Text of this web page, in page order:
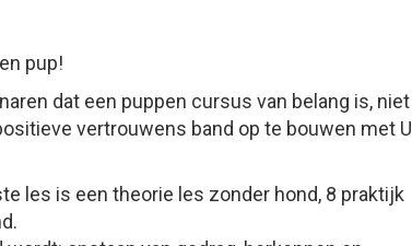
pup!
dat een puppen cursus van belang is, niet
vertrouwens band op te bouwen met U
les is een theorie les zonder hond, 8 praktijk